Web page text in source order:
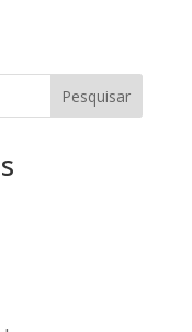
Pesquisar